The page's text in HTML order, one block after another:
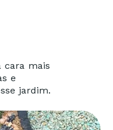
cara mais
e
jardim.